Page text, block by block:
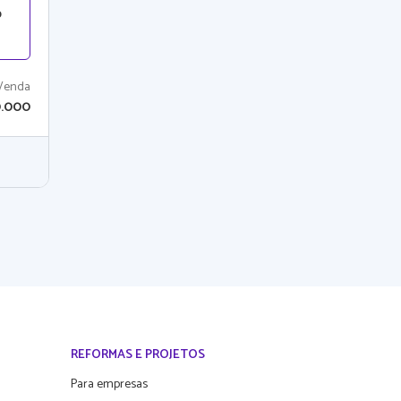
REFORMAS E PROJETOS
Para empresas